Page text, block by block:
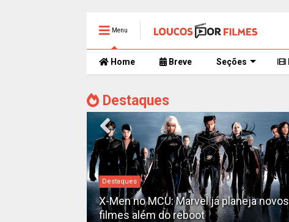
Menu
Home Breve Seções
Destaques
Destaques
X-Men no MCU: Marvel já planeja novos
filmes além do reboot